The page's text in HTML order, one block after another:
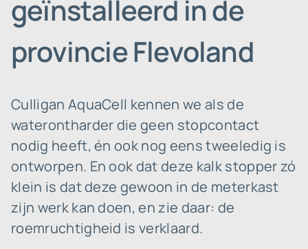
geïnstalleerd in de
provincie Flevoland
Culligan AquaCell kennen we als de
waterontharder die geen stopcontact
nodig heeft, én ook nog eens tweeledig is
ontworpen. En ook dat deze kalk stopper zó
klein is dat deze gewoon in de meterkast
zijn werk kan doen, en zie daar: de
roemruchtigheid is verklaard.